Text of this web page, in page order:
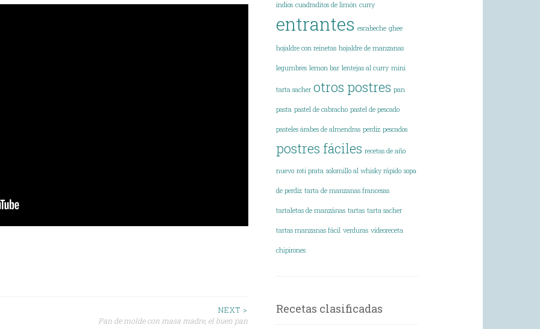
NEXT >
Pan de molde con masa madre, el buen pan
indios cuadraditos de limón curry
entrantes escabeche ghee
hojaldre con reinetas hojaldre de manzanas
legumbres lemon bar lentejas al curry mini
tarta sacher otros postres pan
pasta pastel de cabracho pastel de pescado
pasteles árabes de almendras perdiz pescados
postres fáciles recetas de año
nuevo roti prata solomillo al whisky rápido sopa
de perdiz tarta de manzanas francesas
tartaletas de manzánas tartas tarta sacher
tartas manzanas fácil verduras vídeoreceta
chipirones
Recetas clasificadas